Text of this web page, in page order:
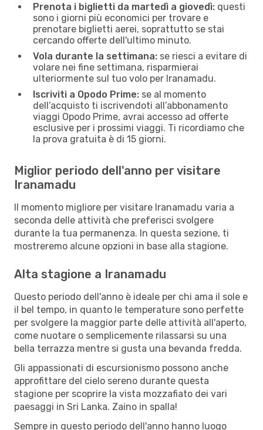
Prenota i biglietti da martedì a giovedì: questi
sono i giorni più economici per trovare e
prenotare biglietti aerei, soprattutto se stai
cercando offerte dell'ultimo minuto.
Vola durante la settimana: se riesci a evitare di
volare nei fine settimana, risparmierai
ulteriormente sul tuo volo per Iranamadu.
Iscriviti a Opodo Prime: se al momento
dell’acquisto ti iscrivendoti all’abbonamento
viaggi Opodo Prime, avrai accesso ad offerte
esclusive per i prossimi viaggi. Ti ricordiamo che
la prova gratuita è di 15 giorni.
Miglior periodo dell'anno per visitare
Iranamadu
Il momento migliore per visitare Iranamadu varia a
seconda delle attività che preferisci svolgere
durante la tua permanenza. In questa sezione, ti
mostreremo alcune opzioni in base alla stagione.
Alta stagione a Iranamadu
Questo periodo dell'anno è ideale per chi ama il sole e
il bel tempo, in quanto le temperature sono perfette
per svolgere la maggior parte delle attività all'aperto,
come nuotare o semplicemente rilassarsi su una
bella terrazza mentre si gusta una bevanda fredda.
Gli appassionati di escursionismo possono anche
approfittare del cielo sereno durante questa
stagione per scoprire la vista mozzafiato dei vari
paesaggi in Sri Lanka. Zaino in spalla!
Sempre in questo periodo dell'anno hanno luogo